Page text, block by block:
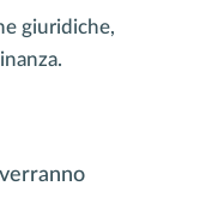
giuridiche,